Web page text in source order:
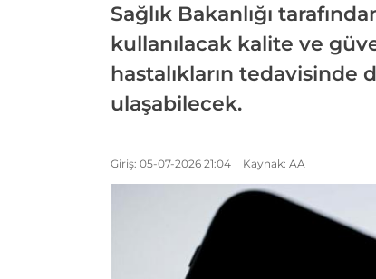
Sağlık Bakanlığı
kullanılacak kalite ve
hastalıkların tedavisinde
ulaşabilecek.
Giriş: 05-07-2026 21:04 Kaynak: AA